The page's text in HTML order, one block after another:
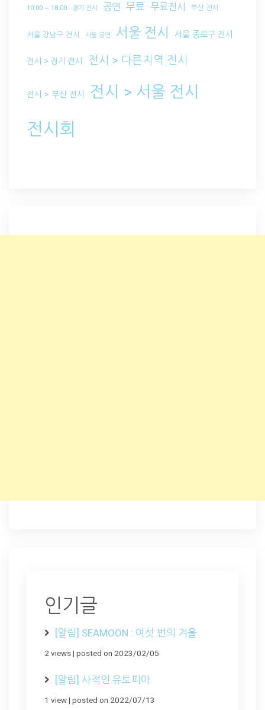
10:00 ~ 18:00 경기 전시 공연 무료 무료전시 부산 전시
서울 강남구 전시 서울 공연 서울 전시 서울 종로구 전시
전시 > 경기 전시 전시 > 다른지역 전시
전시 > 부산 전시 전시 > 서울 전시
전시회
인기글
[알림] SEAMOON : 여섯 번의 겨울
2 views| posted on 2023/02/05
[알림] 사적인 유토피아
1 view| posted on 2022/07/13